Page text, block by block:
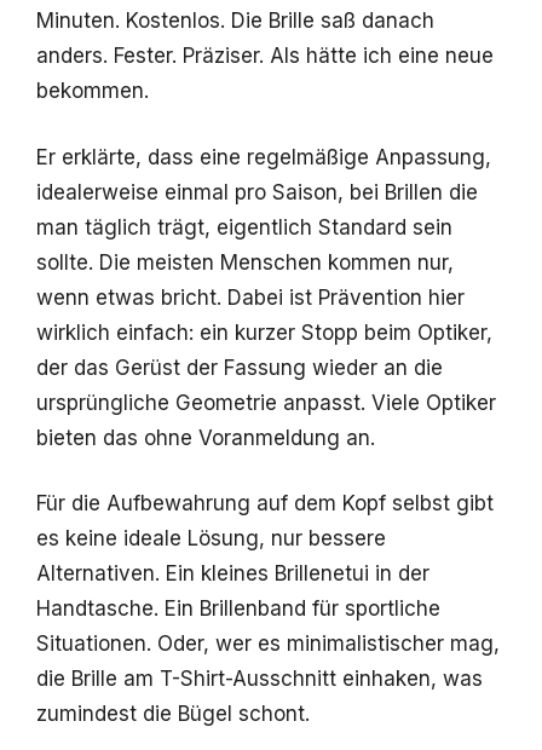
Minuten. Kostenlos. Die Brille saß danach
anders. Fester. Präziser. Als hätte ich eine neue
bekommen.
Er erklärte, dass eine regelmäßige Anpassung,
idealerweise einmal pro Saison, bei Brillen die
man täglich trägt, eigentlich Standard sein
sollte. Die meisten Menschen kommen nur,
wenn etwas bricht. Dabei ist Prävention hier
wirklich einfach: ein kurzer Stopp beim Optiker,
der das Gerüst der Fassung wieder an die
ursprüngliche Geometrie anpasst. Viele Optiker
bieten das ohne Voranmeldung an.
Für die Aufbewahrung auf dem Kopf selbst gibt
es keine ideale Lösung, nur bessere
Alternativen. Ein kleines Brillenetui in der
Handtasche. Ein Brillenband für sportliche
Situationen. Oder, wer es minimalistischer mag,
die Brille am T-Shirt-Ausschnitt einhaken, was
zumindest die Bügel schont.